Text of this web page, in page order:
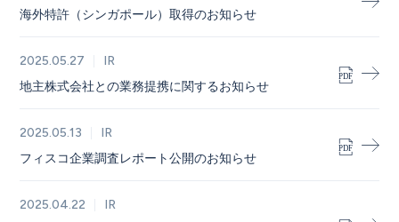
海外特許（シンガポール）取得のお知らせ
2025.05.27 IR
地主株式会社との業務提携に関するお知らせ
2025.05.13 IR
フィスコ企業調査レポート公開のお知らせ
2025.04.22 IR